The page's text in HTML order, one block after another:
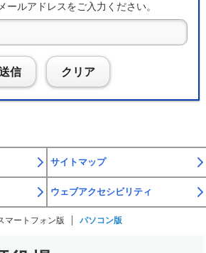
ールアドレスをご入力ください。
信 クリア
サイトマップ
ウェブアクセシビリティ
マートフォン版 パソコン版